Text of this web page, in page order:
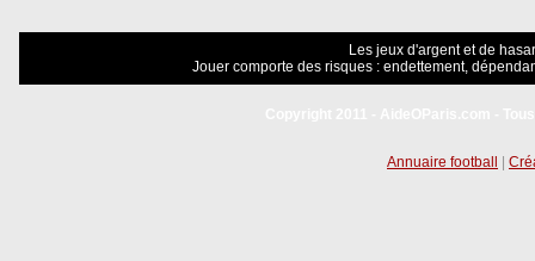
Les jeux d'argent et de
Jouer comporte des risques : endettement,
Annuaire football